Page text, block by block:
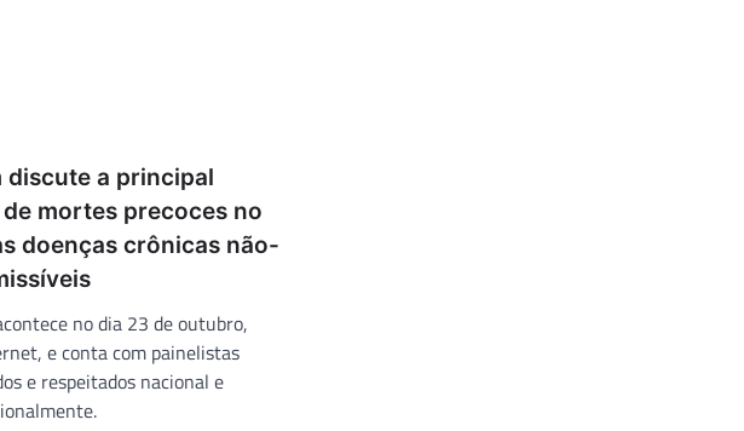
discute a principal
mortes precoces no
doenças crônicas não-
no dia 23 de outubro,
e conta com painelistas
e respeitados nacional e